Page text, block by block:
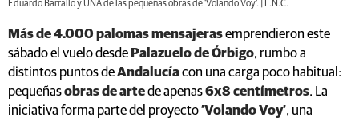
Eduardo Barrallo y UNA de las pequeñas obras de 'Volando Voy'. | L.N.C.
Más de 4.000 palomas mensajerasemprendieron este
sábado el vuelo desde Palazuelo de Órbigo, rumbo a
distintos puntos deAndalucíacon una carga poco habitual:
pequeñasobras de artede apenas6x8 centímetros. La
iniciativa forma parte del proyecto‘Volando Voy’, una